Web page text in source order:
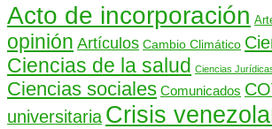
Acto de incorporación
opinión Artículos Cambio Climático
Ciencias de la salud Ciencias
Ciencias sociales Comunicados
universitaria Crisis